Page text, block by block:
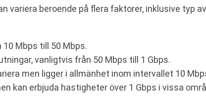
variera beroende på flera faktorer, inklusive typ
Mbps till 50 Mbps.
vanligtvis från 50 Mbps till 1 Gbps.
men ligger i allmänhet inom intervallet 10
kan erbjuda hastigheter över 1 Gbps i vissa